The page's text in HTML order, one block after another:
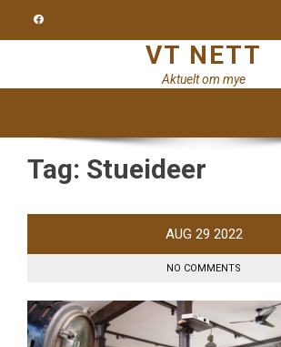
VT NETT
Aktuelt om mye
Tag: Stueideer
AUG 29 2022
NO COMMENTS